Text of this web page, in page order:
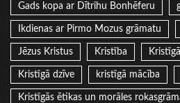
Gads kopa ar Dītrihu Bonhēferu
Ikdienas ar Pirmo Mozus grāmatu
Jēzus Kristus Kristība
Kristīgā dzīve kristīgā mācība
Kristīgās ētikas un morāles